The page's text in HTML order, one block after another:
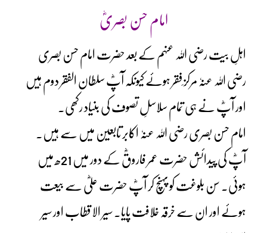
امام حسن بصریؓ
اہلِ بیت رضی اللہ عنہم کے بعد حضرت امام حسن بصری
رضی اللہ عنہٗ مرکز ِفقر ہوئے کیونکہ آپؓ سلطان الفقر دوم ہیں
اور آپؓ نے ہی تمام سلاسلِ تصوف کی بنیاد رکھی۔
امام حسن بصری رضی اللہ عنہٗ اکابر تابعین میں سے ہیں۔
آپؓ کی پیدائش حضرت عمر فاروقؓ کے دور میں 21ھ میں
ہوئی۔ سن بلوغت کو پہنچ کر آپؓ حضرت علیؓ سے بیعت
ہوئے اور ان سے خرقہ خلافت پایا۔ سیر الاقطاب اور سیر